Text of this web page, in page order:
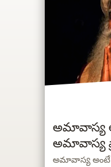
అమావాస్య
అమావాస్య
అమావాస్య అంటే